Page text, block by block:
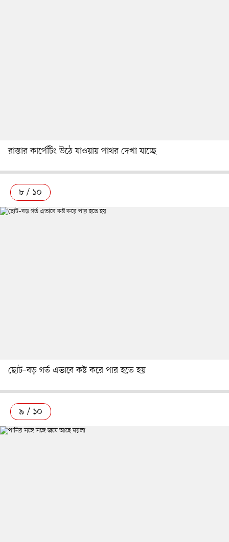
রাস্তার কার্পেটিং উঠে যাওয়ায় পাথর দেখা যাচ্ছে
৮ / ১০
ছোট–বড় গর্ত এভাবে কষ্ট করে পার হতে হয়
৯ / ১০